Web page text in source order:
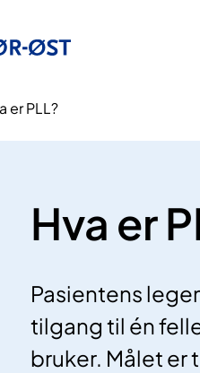
er PLL?
Hva er
Pasientens
tilgang til én
bruker. Målet